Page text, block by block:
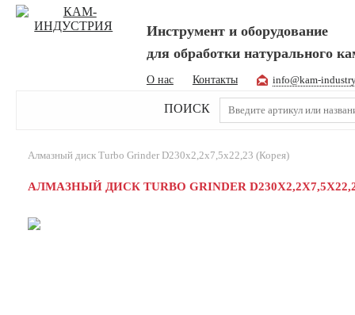
Инструмент и оборудование
для обработки натурального
О нас Контакты info@kam-
ПОИСК
Алмазный диск Turbo Grinder D230х2,2х7,5х22,23 (Корея)
АЛМАЗНЫЙ ДИСК TURBO GRINDER